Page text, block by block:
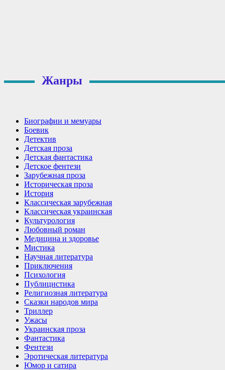
Жанры
Биографии и мемуары
Боевик
Детектив
Детская проза
Детская фантастика
Детское фентези
Зарубежная проза
Историческая проза
История
Классическая зарубежная
Классическая украинская
Культурология
Любовный роман
Медицина и здоровье
Мистика
Научная литература
Приключения
Психология
Публицистика
Религиозная литература
Сказки народов мира
Триллер
Ужасы
Украинская проза
Фантастика
Фентези
Эротическая литература
Юмор и сатира